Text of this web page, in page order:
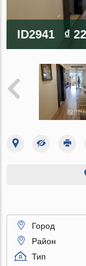
ID2941 ₫
Город
Район
Тип